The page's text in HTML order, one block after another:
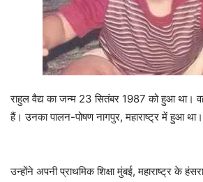
राहुल वैद्य का जन्म 23 सितंबर 1987 को हुआ था।
हैं। उनका पालन-पोषण नागपुर, महाराष्ट्र में हुआ था।
उन्होंने अपनी प्राथमिक शिक्षा मुंबई, महाराष्ट्र के